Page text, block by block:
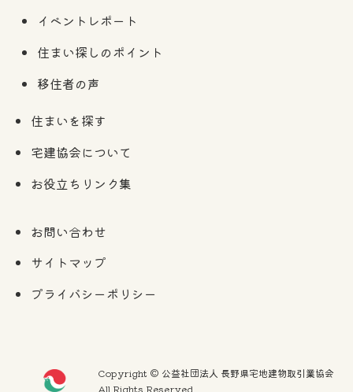
イベントレポート
住まい探しのポイント
移住者の声
住まいを探す
宅建協会について
お役立ちリンク集
お問い合わせ
サイトマップ
プライバシーポリシー
Copyright © 公益社団法人 長野県宅地建物取引業協会
All Rights Reserved.